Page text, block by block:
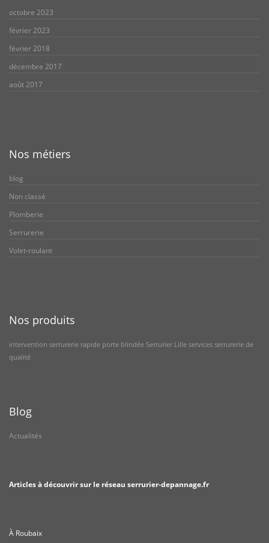
octobre 2023
février 2023
février 2018
décembre 2017
août 2017
Nos métiers
blog
Non classé
Plomberie
Serrurerie
Volet-roulant
Nos produits
intervention serrurerie rapide porte blindée Serrurier Lille services serrurerie de
qualité
Blog
Actualités
Articles à découvrir sur le réseau serrurier-depannage.fr
À Roubaix